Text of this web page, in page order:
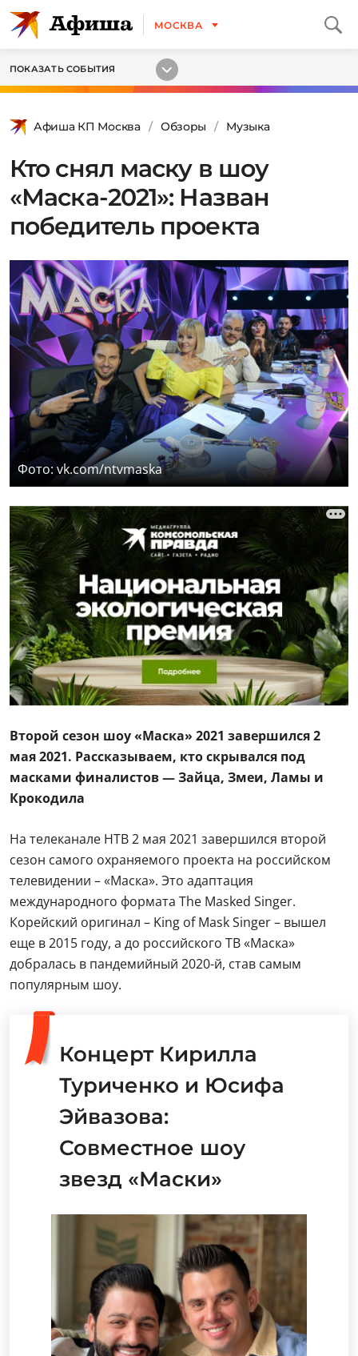
МОСКВА
ПОКАЗАТЬ СОБЫТИЯ
Афиша КП Москва Обзоры Музыка
Кто снял маску в шоу
«Маска-2021»: Назван
победитель проекта
Фото: vk.com/ntvmaska
Второй сезон шоу «Маска» 2021 завершился 2
мая 2021. Рассказываем, кто скрывался под
масками финалистов — Зайца, Змеи, Ламы и
Крокодила
На телеканале НТВ 2 мая 2021 завершился второй
сезон самого охраняемого проекта на российском
телевидении – «Маска». Это адаптация
международного формата The Masked Singer.
Корейский оригинал – King of Mask Singer – вышел
еще в 2015 году, а до российского ТВ «Маска»
добралась в пандемийный 2020-й, став самым
популярным шоу.
Концерт Кирилла
Туриченко и Юсифа
Эйвазова:
Совместное шоу
звезд «Маски»